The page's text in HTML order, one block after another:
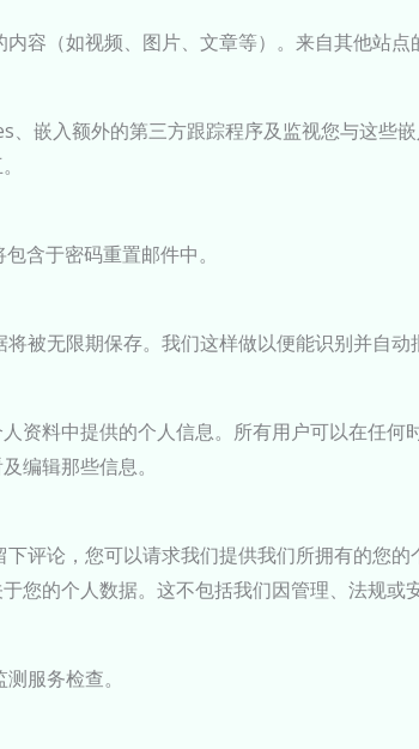
容（如视频、图片、文章等）。来自其他站
嵌入额外的第三方跟踪程序及监视您与这些
含于密码重置邮件中。
被无限期保存。我们这样做以便能识别并自
资料中提供的个人信息。所有用户可以在任何
编辑那些信息。
评论，您可以请求我们提供我们所拥有的您
您的个人数据。这不包括我们因管理、法规或
服务检查。